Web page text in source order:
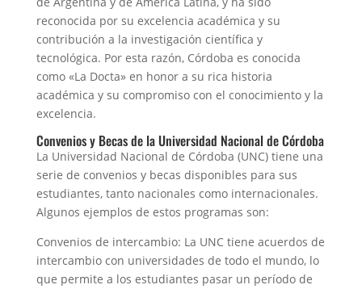
reconocida por su excelencia académica y su
contribución a la investigación científica y
tecnológica. Por esta razón, Córdoba es conocida
como «La Docta» en honor a su rica historia
académica y su compromiso con el conocimiento y la
excelencia.
Convenios y Becas de la Universidad Nacional de Córdoba
La Universidad Nacional de Córdoba (UNC) tiene una
serie de convenios y becas disponibles para sus
estudiantes, tanto nacionales como internacionales.
Algunos ejemplos de estos programas son:
Convenios de intercambio: La UNC tiene acuerdos de
intercambio con universidades de todo el mundo, lo
que permite a los estudiantes pasar un período de